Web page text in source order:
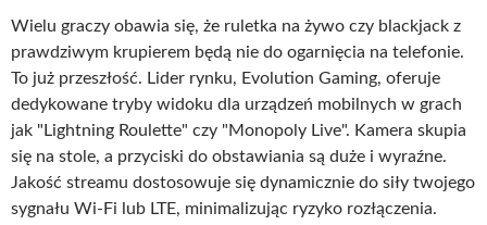
Wielu graczy obawia się, że ruletka na żywo czy blackjack z
prawdziwym krupierem będą nie do ogarnięcia na telefonie.
To już przeszłość. Lider rynku, Evolution Gaming, oferuje
dedykowane tryby widoku dla urządzeń mobilnych w grach
jak "Lightning Roulette" czy "Monopoly Live". Kamera skupia
się na stole, a przyciski do obstawiania są duże i wyraźne.
Jakość streamu dostosowuje się dynamicznie do siły twojego
sygnału Wi-Fi lub LTE, minimalizując ryzyko rozłączenia.